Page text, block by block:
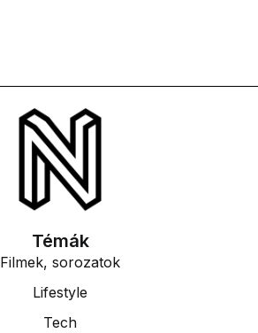
Témák
Filmek, sorozatok
Lifestyle
Tech